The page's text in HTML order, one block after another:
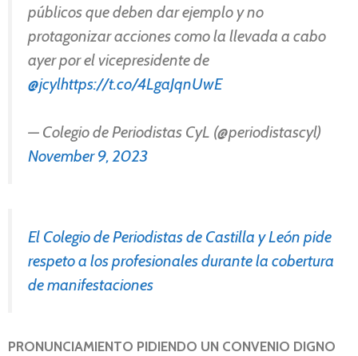
públicos que deben dar ejemplo y no
protagonizar acciones como la llevada a cabo
ayer por el vicepresidente de
@jcylhttps://t.co/4LgaJqnUwE
— Colegio de Periodistas CyL (@periodistascyl)
November 9, 2023
El Colegio de Periodistas de Castilla y León pide
respeto a los profesionales durante la cobertura
de manifestaciones
PRONUNCIAMIENTO PIDIENDO UN CONVENIO DIGNO